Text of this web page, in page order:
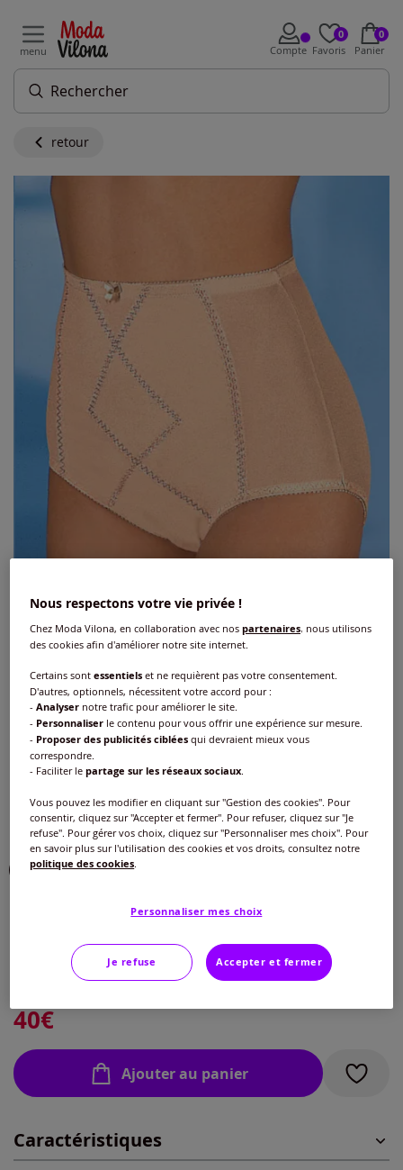
menu Compte
0
Favoris
0
Panier
retour
Slip gainant jusqu'à la t. 115
Réf : 793.573.016
Couleur :café au lait
Choisir une couleur :
Veuillez sélectionner une taille
En stock
90 -En stock
Guide des tailles
40€
Ajouter au panier
Caractéristiques
Nous respectons votre vie privée !
Chez Moda Vilona, en collaboration avec nospartenaires, nous utilisons
des cookies afin d'améliorer notre site internet.
Certains sontessentiels et ne requièrent pas votre consentement.
D'autres, optionnels, nécessitent votre accord pour :
-Analyser notre trafic pour améliorer le site.
- Personnaliser le contenu pour vous offrir une expérience sur mesure.
- Proposer des publicités ciblées qui devraient mieux vous
correspondre.
- Faciliter lepartage sur les réseaux sociaux
Vous pouvez les modifier en cliquant sur "Gestion des cookies". Pour
consentir, cliquez sur "Accepter et fermer". Pour refuser, cliquez sur "Je
refuse". Pour gérer vos choix, cliquez sur "Personnaliser mes choix". Pour
en savoir plus sur l'utilisation des cookies et vos droits, consultez notre
politique des cookies
Personnaliser mes choix
Je refuse Accepter et fermer